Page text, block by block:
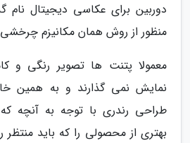
دوربین برای عکاسی دیجیتال نام
منظور از روش همان مکانیزم
معمولا پتنت ها تصویر رنگی و
طراحی رندری با توجه به آنچه
بهتری از محصولی را که باید منتظر